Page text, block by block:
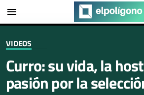
menu
VIDEOS
Curro: su vida, la
pasión por la